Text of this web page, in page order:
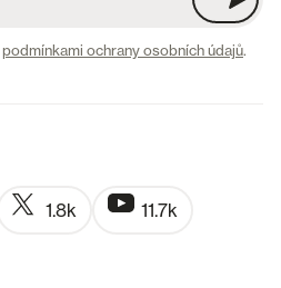
podmínkami ochrany osobních údajů.
1.8k 11.7k